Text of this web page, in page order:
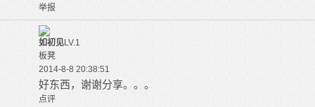
举报
如初见LV.1
板凳
2014-8-8 20:38:51
好东西，谢谢分享。。。
点评